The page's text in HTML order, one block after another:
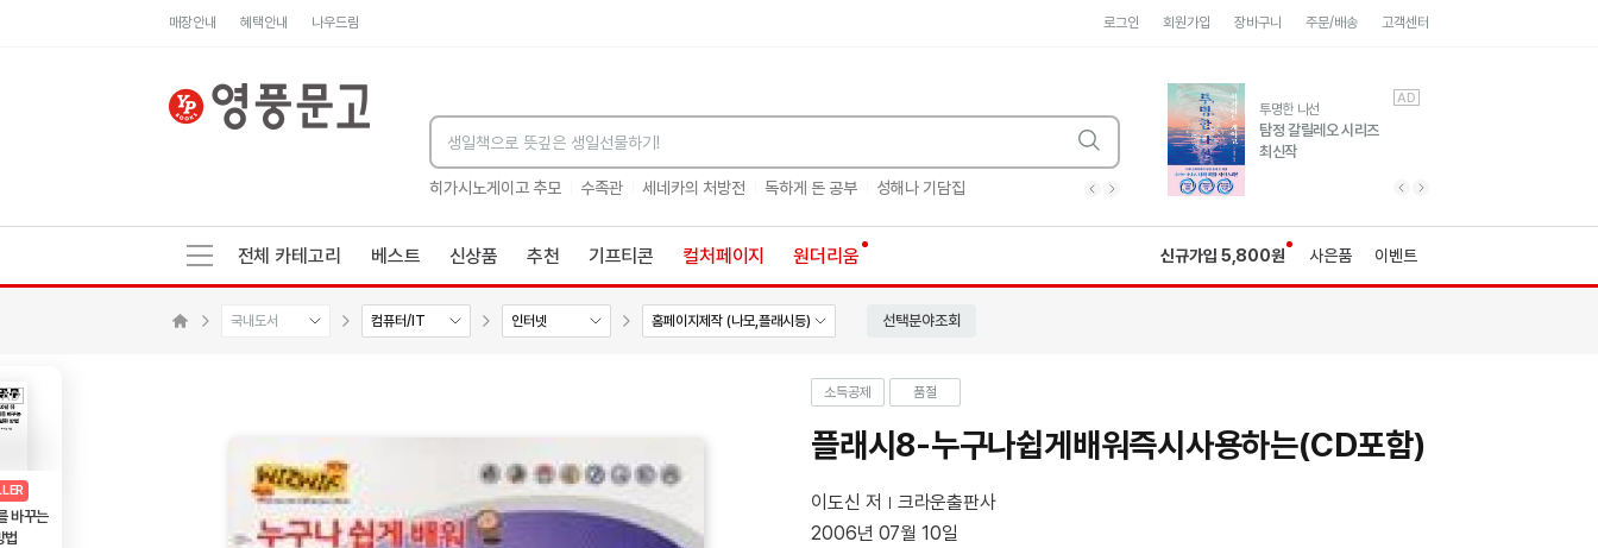
매장안내 혜택안내 나우드림 로그인 회원가입 장바구니 주문/배송 고객센터
히가시노게이고 추모 수족관 세네카의 처방전 독하게 돈 공부 성해나 기담집 히가시노게이고 추모 수족관 독하게 돈 공부
유럽 도시 기행3
풍성한 서사와 인문학적
통찰!
AD
투명한 나선
탐정 갈릴레오 시리즈
최신작
AD
전체 카테고리 베스트 신상품 추천 기프티콘 컬처페이지 원더리움 신규가입 5,800원 사은품 이벤트
국내도서 컴퓨터/IT 인터넷 홈페이지제작 (나모,플래시등) 선택분야조회
AD
바꾸는
법
소득공제 품절
플래시8-누구나쉽게배워즉시사용하는(CD포함)
이도신 저
크라운출판사
2006년 07월 10일